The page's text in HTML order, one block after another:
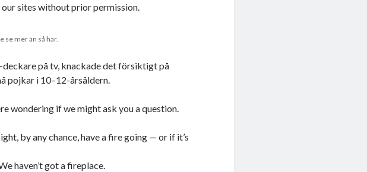
sites without prior permission.
se mer än så här.
på tv, knackade det försiktigt på
pojkar i 10–12-årsåldern.
wondering if we might ask you a question.
by any chance, have a fire going — or if it’s
haven’t got a fireplace.